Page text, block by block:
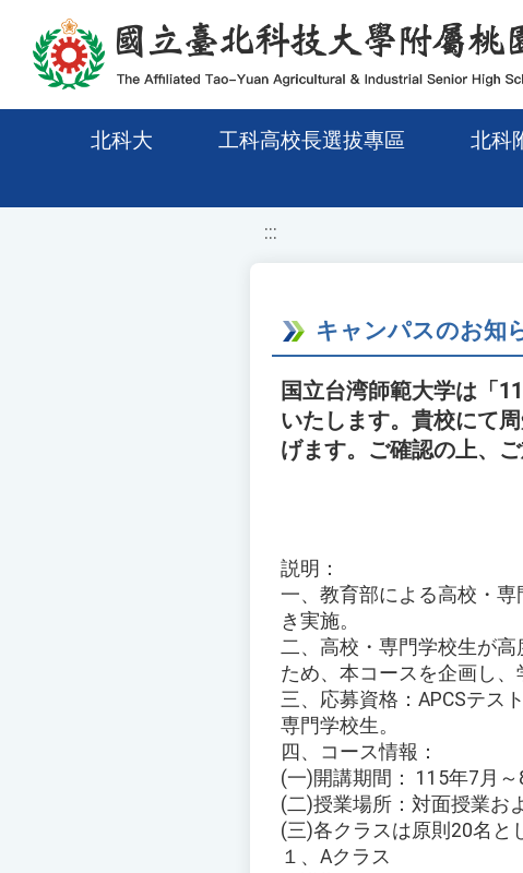
移至網頁之主要內容區位置
北科大 工科高校長選拔專區 北科
:::
キャンパスのお知
国立台湾師範大学は「
いたします。貴校にて
げます。ご確認の上、ご
説明：
一、教育部による高校・
き実施。
二、高校・専門学校生が
ため、本コースを企画し、
三、応募資格：APCSテス
専門学校生。
四、コース情報：
(一)開講期間： 115年7月～
(二)授業場所：対面授業お
(三)各クラスは原則20名と
１、Aクラス